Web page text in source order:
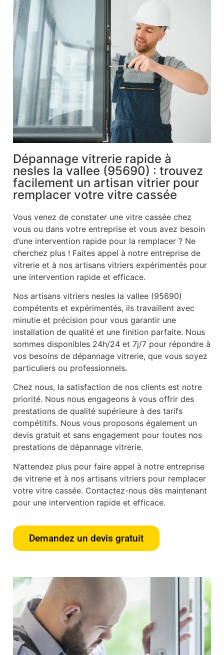
Dépannage vitrerie rapide à
nesles la vallee (95690) : trouvez
facilement un artisan vitrier pour
remplacer votre vitre cassée
Vous venez de constater une vitre cassée chez
vous ou dans votre entreprise et vous avez besoin
d’une intervention rapide pour la remplacer ? Ne
cherchez plus ! Faites appel à notre entreprise de
vitrerie et à nos artisans vitriers expérimentés pour
une intervention rapide et efficace.
Nos artisans vitriers nesles la vallee (95690)
compétents et expérimentés, ils travaillent avec
minutie et précision pour vous garantir une
installation de qualité et une finition parfaite. Nous
sommes disponibles 24h/24 et 7j/7 pour répondre à
vos besoins de dépannage vitrerie, que vous soyez
particuliers ou professionnels.
Chez nous, la satisfaction de nos clients est notre
priorité. Nous nous engageons à vous offrir des
prestations de qualité supérieure à des tarifs
compétitifs. Nous vous proposons également un
devis gratuit et sans engagement pour toutes nos
prestations de dépannage vitrerie.
N’attendez plus pour faire appel à notre entreprise
de vitrerie et à nos artisans vitriers pour remplacer
votre vitre cassée. Contactez-nous dès maintenant
pour une intervention rapide et efficace.
Demandez un devis gratuit